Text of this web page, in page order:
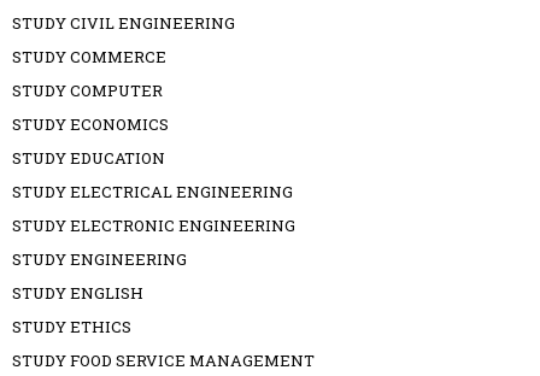
STUDY CIVIL ENGINEERING
STUDY COMMERCE
STUDY COMPUTER
STUDY ECONOMICS
STUDY EDUCATION
STUDY ELECTRICAL ENGINEERING
STUDY ELECTRONIC ENGINEERING
STUDY ENGINEERING
STUDY ENGLISH
STUDY ETHICS
STUDY FOOD SERVICE MANAGEMENT